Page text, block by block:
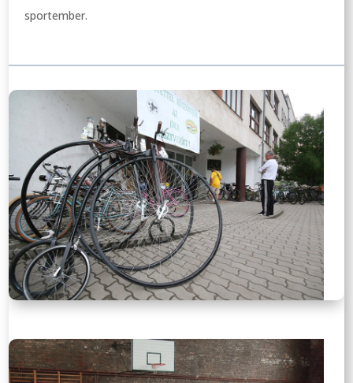
sportember.